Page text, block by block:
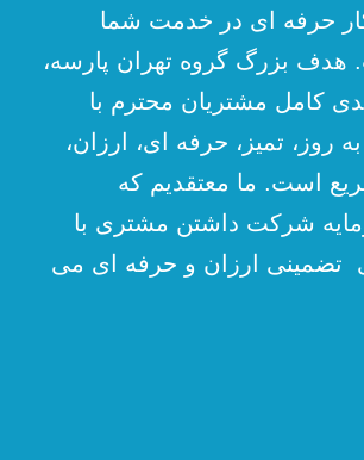
حرفه ای در خدمت شما
هدف بزرگ گروه تهران پارسه،
کامل مشتریان محترم با
روز، تمیز، حرفه ای، ارزان،
است. ما معتقدیم که
شرکت داشتن مشتری با
تضمینی ارزان و حرفه ای می